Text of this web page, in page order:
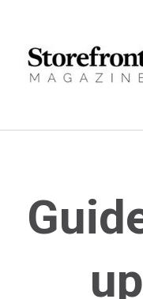
contenu